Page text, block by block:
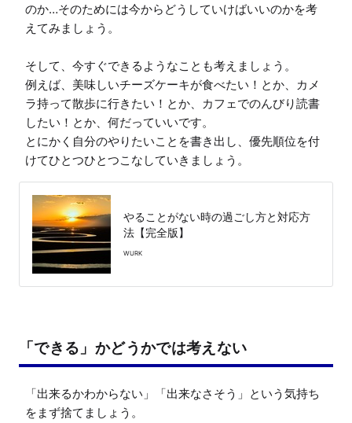
のか…そのためには今からどうしていけばいいのかを考
えてみましょう。
そして、今すぐできるようなことも考えましょう。
例えば、美味しいチーズケーキが食べたい！とか、カメ
ラ持って散歩に行きたい！とか、カフェでのんびり読書
したい！とか、何だっていいです。
とにかく自分のやりたいことを書き出し、優先順位を付
けてひとつひとつこなしていきましょう。
やることがない時の過ごし方と対応方
法【完全版】
WURK
「できる」かどうかでは考えない
「出来るかわからない」「出来なさそう」という気持ち
をまず捨てましょう。